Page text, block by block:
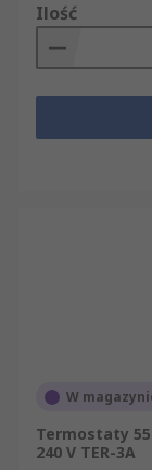
Ilość
W
Termostaty 55
240 V TER-3A